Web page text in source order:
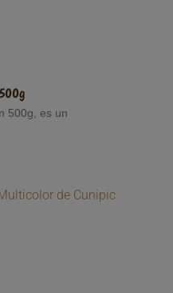
500g, es un